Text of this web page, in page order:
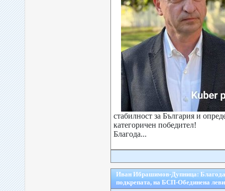
стабилност за България и
категоричен победител!
Благода...
Иван Ибрашимов-Дупница:
подкрепата, на БСП-Обединена